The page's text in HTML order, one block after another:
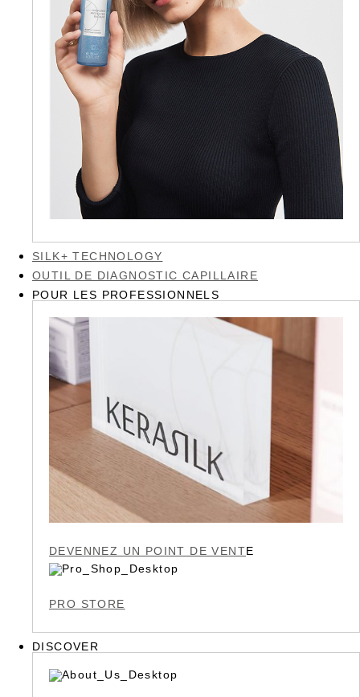
SILK+ TECHNOLOGY
OUTIL DE DIAGNOSTIC CAPILLAIRE
POUR LES PROFESSIONNELS
DEVENNEZ UN POINT DE VENTE
PRO STORE
DISCOVER